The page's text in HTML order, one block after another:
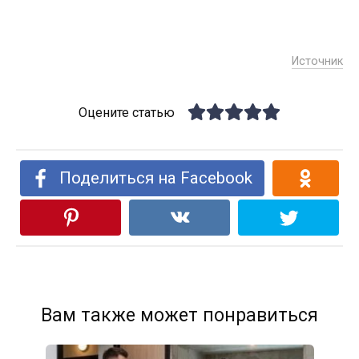
Источник
Оцените статью
Поделиться на Facebook
Вам также может понравиться